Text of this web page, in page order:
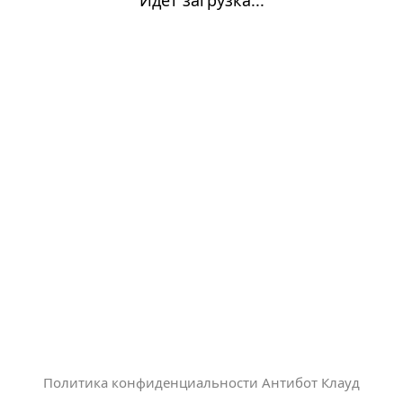
Политика конфиденциальности Антибот Клауд